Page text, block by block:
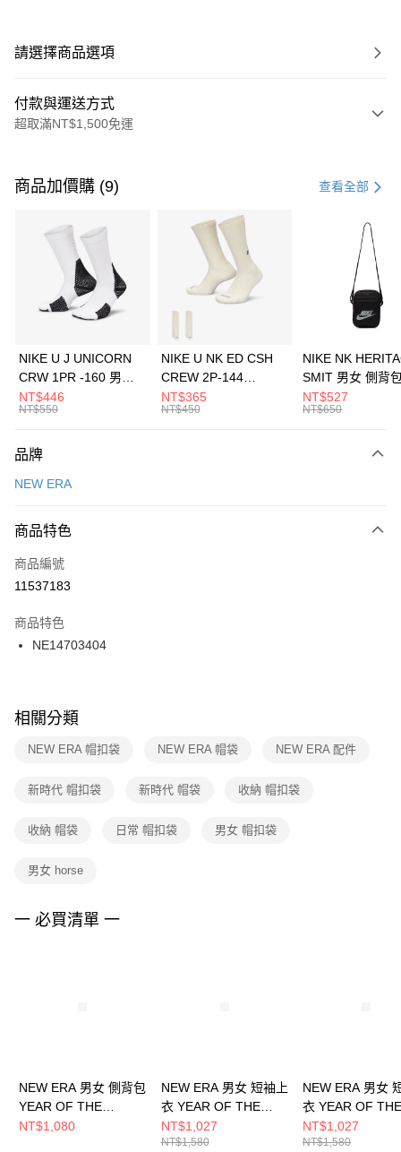
請選擇商品選項
付款與運送方式
超取滿NT$1,500免運
信用卡一次付款
3 期 0 利率 每期 21家銀行
合作金庫商業銀行
第一商業銀行
華南商業銀行
彰化商業銀行
上海商業儲蓄銀行
元大商業銀行
台灣樂天信用卡公司
Apple Pay
全盈+PAY
AFTEE先享後付
【關於「AFTEE先享後付」】
便利好安心！
３．安心：先確認商品／服務後，再付款。
【「AFTEE先享後付」結帳流程】
１．於結帳方式選擇「AFTEE先享後付」後，將跳轉至「AFTEE先享後付」
２．訂單成立數日內，您將收到繳費通知簡訊。
３．收到繳費通知簡訊後14天內，點擊此簡訊中的連結，可透過四大超商／
ATM／網路銀行／等多元方式進行付款，方視為交易完成。
※ 交易是否成功請以「AFTEE先享後付 」之結帳頁面顯示為準，若有關於
是否繳費成功／繳費後需取消欲退款等相關疑問，請聯繫「AFTEE先享後付
客戶支援中心」https://netprotections.freshdesk.com/support/home
１．透過由恩沛科技股份有限公司提供之「AFTEE先享後付」服務完成之交
權轉讓予恩沛科技股份有限公司。
３．未成年的使用者請事先徵得法定代理人或監護人之同意方可使用
４．使用「AFTEE先享後付」時，將依據個別帳號之用戶狀況，依本公司即
運送方式
每筆NT$100，滿NT$1,500(含以上)免運費
宅配
每筆NT$100，滿NT$1,500(含以上)免運費
付款後門市自取
每筆NT$100，滿NT$1,500(含以上)免運費
商品加價購 (9) 查看全部
NIKE U J UNICORN
CRW 1PR -160 男女
中統襪 FZ3393100
NT$446
NT$550
NIKE U NK ED CSH
CREW 2P-144
EMBRDY 男女 短統襪
FZ3073133
NT$365
NT$450
NIKE NK
SMIT 男女 側背
BA5871010
NT$527
NT$650
品牌
NEW ERA
商品特色
商品編號
11537183
商品特色
NE14703404
相關分類
NEW ERA 帽扣袋 NEW ERA 帽袋 NEW ERA 配件
新時代 帽扣袋 新時代 帽袋 收納 帽扣袋
收納 帽袋 日常 帽扣袋 男女 帽扣袋
男女 horse
一 必買清單 一
NEW ERA 男女 側背包
YEAR OF THE
HORSE NEW ERA 核
NT$1,080
NEW ERA 男女 短袖上
衣 YEAR OF THE
HORSE NEW ERA 核
桃 NE14701153
NT$1,027
NT$1,580
NEW ERA 男女
衣 YEAR OF THE
HORSE 威奇塔
核桃
NT$1,027
NT$1,580